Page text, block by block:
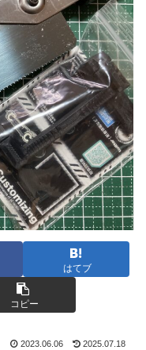
はてブ
コピー
2023.06.06 2025.07.18